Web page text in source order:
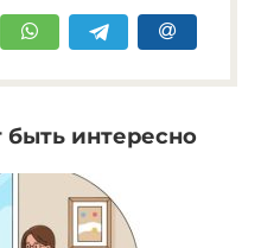
интересно